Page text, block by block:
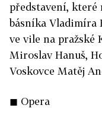
představení, které
básníka Vladimíra
ve vile na pražské
Miroslav Hanuš,
Voskovce Matěj
◼ Opera